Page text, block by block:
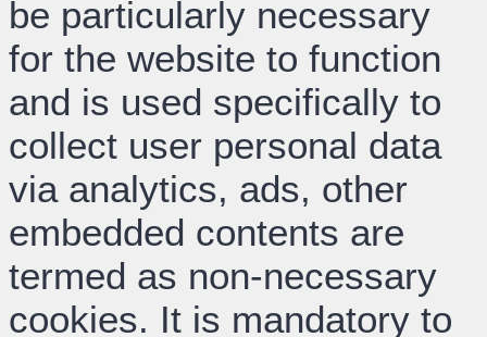
be particularly necessary
for the website to function
and is used specifically to
collect user personal data
via analytics, ads, other
embedded contents are
termed as non-necessary
cookies. It is mandatory to